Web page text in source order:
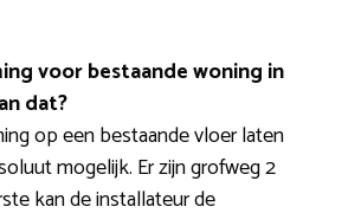
voor bestaande woning in
dat?
op een bestaande vloer laten
mogelijk. Er zijn grofweg 2
kan de installateur de